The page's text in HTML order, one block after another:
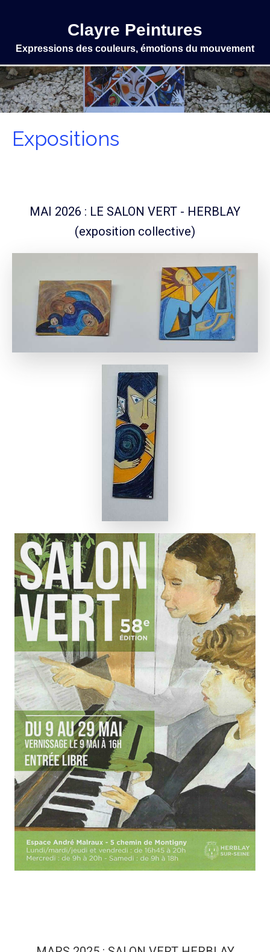
Clayre Peintures
Expressions des couleurs, émotions du mouvement
Expositions
MAI 2026 : LE SALON VERT - HERBLAY
(exposition collective)